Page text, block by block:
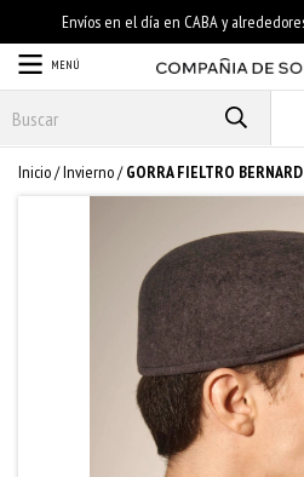
MENÚ
Inicio/Invierno/ GORRA FIELTRO BERNARD